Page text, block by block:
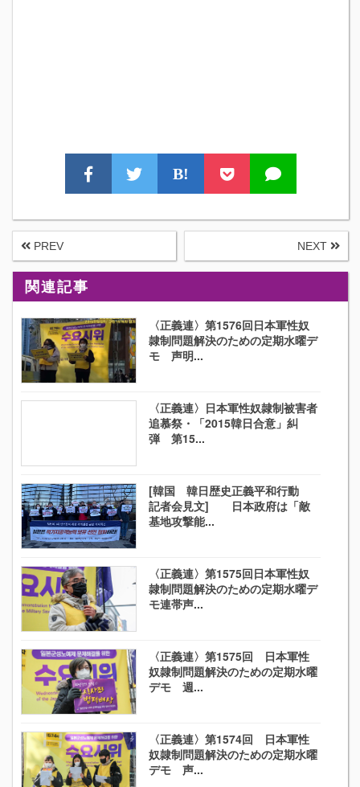
B!
PREV NEXT
関連記事
〈正義連〉第1576回日本軍性奴
隷制問題解決のための定期水曜デ
モ 声明...
〈正義連〉日本軍性奴隷制被害者
追慕祭・「2015韓日合意」糾
弾 第15...
[韓国 韓日歴史正義平和行動
記者会見文] 日本政府は「敵
基地攻撃能...
〈正義連〉第1575回日本軍性奴
隷制問題解決のための定期水曜デ
モ連帯声...
〈正義連〉第1575回 日本軍性
奴隷制問題解決のための定期水曜
デモ 週...
〈正義連〉第1574回 日本軍性
奴隷制問題解決のための定期水曜
デモ 声...